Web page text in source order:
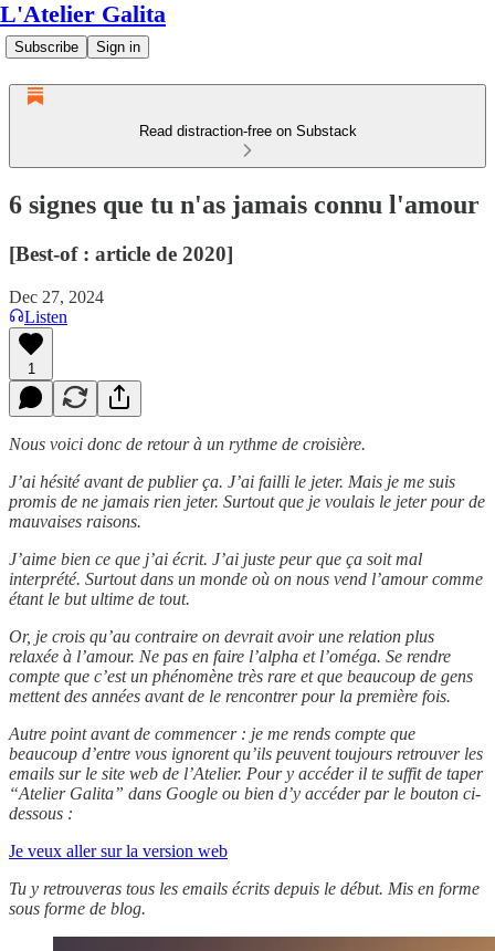
L'Atelier Galita
Subscribe Sign in
Read distraction-free on Substack
6 signes que tu n'as jamais connu l'amour
[Best-of : article de 2020]
Dec 27, 2024
Listen
1
Nous voici donc de retour à un rythme de croisière.
J’ai hésité avant de publier ça. J’ai failli le jeter. Mais je me suis
promis de ne jamais rien jeter. Surtout que je voulais le jeter pour de
mauvaises raisons.
J’aime bien ce que j’ai écrit. J’ai juste peur que ça soit mal
interprété. Surtout dans un monde où on nous vend l’amour comme
étant le but ultime de tout.
Or, je crois qu’au contraire on devrait avoir une relation plus
relaxée à l’amour. Ne pas en faire l’alpha et l’oméga. Se rendre
compte que c’est un phénomène très rare et que beaucoup de gens
mettent des années avant de le rencontrer pour la première fois.
Autre point avant de commencer : je me rends compte que
beaucoup d’entre vous ignorent qu’ils peuvent toujours retrouver les
emails sur le site web de l’Atelier. Pour y accéder il te suffit de taper
“Atelier Galita” dans Google ou bien d’y accéder par le bouton ci-
dessous :
Je veux aller sur la version web
Tu y retrouveras tous les emails écrits depuis le début. Mis en forme
sous forme de blog.